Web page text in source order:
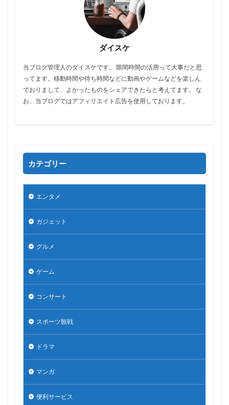
ダイスケ
当ブログ管理人のダイスケです。 隙間時間の活用って大事だと思
ってます。移動時間や待ち時間などに動画やゲームなどを楽しん
でおりまして、よかったものをシェアできたらと考えてます。 な
お、当ブログではアフィリエイト広告を使用しております。
カテゴリー
エンタメ
ガジェット
グルメ
ゲーム
コンサート
スポーツ観戦
ドラマ
マンガ
便利サービス